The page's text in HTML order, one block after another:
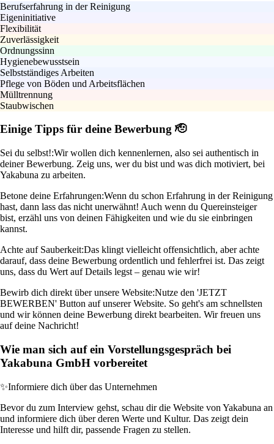
Berufserfahrung in der Reinigung
Eigeninitiative
Flexibilität
Zuverlässigkeit
Ordnungssinn
Hygienebewusstsein
Selbstständiges Arbeiten
Pflege von Böden und Arbeitsflächen
Mülltrennung
Staubwischen
Einige Tipps für deine Bewerbung 🫡
Sei du selbst!:Wir wollen dich kennenlernen, also sei authentisch in
deiner Bewerbung. Zeig uns, wer du bist und was dich motiviert, bei
Yakabuna zu arbeiten.
Betone deine Erfahrungen:Wenn du schon Erfahrung in der Reinigung
hast, dann lass das nicht unerwähnt! Auch wenn du Quereinsteiger
bist, erzähl uns von deinen Fähigkeiten und wie du sie einbringen
kannst.
Achte auf Sauberkeit:Das klingt vielleicht offensichtlich, aber achte
darauf, dass deine Bewerbung ordentlich und fehlerfrei ist. Das zeigt
uns, dass du Wert auf Details legst – genau wie wir!
Bewirb dich direkt über unsere Website:Nutze den 'JETZT
BEWERBEN' Button auf unserer Website. So geht's am schnellsten
und wir können deine Bewerbung direkt bearbeiten. Wir freuen uns
auf deine Nachricht!
Wie man sich auf ein Vorstellungsgespräch bei
Yakabuna GmbH vorbereitet
✨Informiere dich über das Unternehmen
Bevor du zum Interview gehst, schau dir die Website von Yakabuna an
und informiere dich über deren Werte und Kultur. Das zeigt dein
Interesse und hilft dir, passende Fragen zu stellen.